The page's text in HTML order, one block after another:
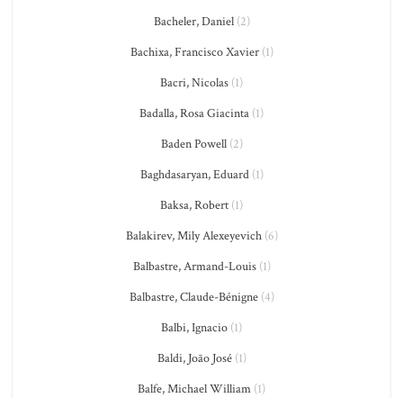
Bacheler, Daniel(2)
Bachixa, Francisco Xavier(1)
Bacri, Nicolas (1)
Badalla, Rosa Giacinta (1)
Baden Powell(2)
Baghdasaryan, Eduard(1)
Baksa, Robert (1)
Balakirev, Mily Alexeyevich(6)
Balbastre, Armand-Louis(1)
Balbastre, Claude-Bénigne(4)
Balbi, Ignacio (1)
Baldi, João José(1)
Balfe, Michael William (1)